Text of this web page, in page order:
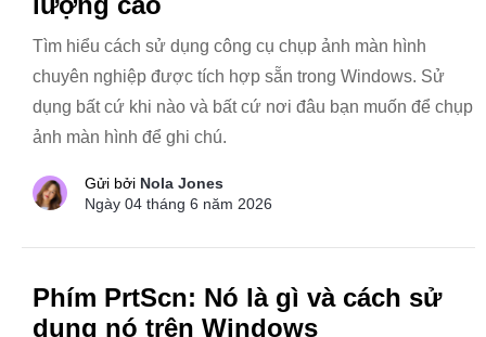
Tìm hiểu cách sử dụng công cụ chụp ảnh màn hình
chuyên nghiệp được tích hợp sẵn trong Windows. Sử
dụng bất cứ khi nào và bất cứ nơi đâu bạn muốn để chụp
ảnh màn hình để ghi chú.
Gửi bởi Nola Jones
Ngày 04 tháng 6 năm 2026
Phím PrtScn: Nó là gì và cách sử
dụng nó trên Windows